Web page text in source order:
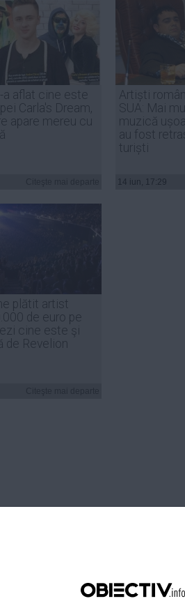
a aflat cine este
Carla's Dream,
apare mereu cu
Artiști
SUA: Mai
muzică
au fost
turiști
14 iun, 17:29
plătit artist
de euro pe
cine este şi
de Revelion